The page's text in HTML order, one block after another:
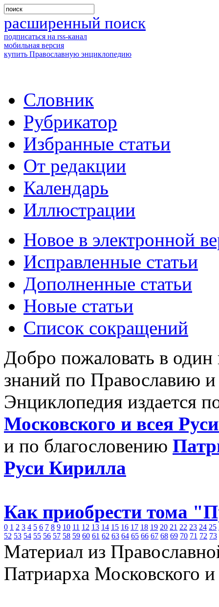
расширенный поиск
подписаться на rss-канал
мобильная версия
купить Православную энциклопедию
Словник
Рубрикатор
Избранные статьи
От редакции
Календарь
Иллюстрации
Новое в электронной
Исправленные статьи
Дополненные статьи
Новые статьи
Список сокращений
Добро пожаловать в
знаний по Православию
Энциклопедия издается
Московского и всея
и по благословению
Руси Кирилла
Как приобрести тома
0 1 2 3 4 5 6 7 8 9 10 11 12 13 14 15 16 17 18 19 20 21 22 23 24 25
52 53 54 55 56 57 58 59 60 61 62 63 64 65 66 67 68 69 70 71 72 73
Материал из
Патриарха Московского